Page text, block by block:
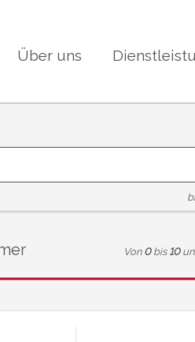
Über uns
Von 0 bis 10